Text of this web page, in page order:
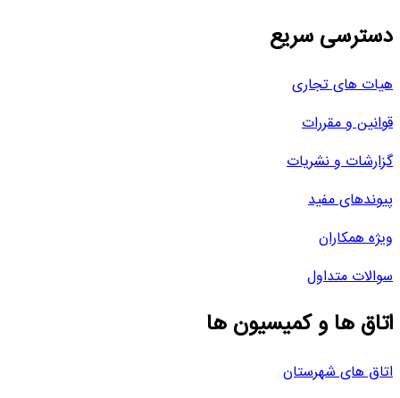
دسترسی سریع
هیات های تجاری
قوانین و مقررات
گزارشات و نشریات
پیوندهای مفید
ویژه همکاران
سوالات متداول
اتاق ها و کمیسیون ها
اتاق های شهرستان